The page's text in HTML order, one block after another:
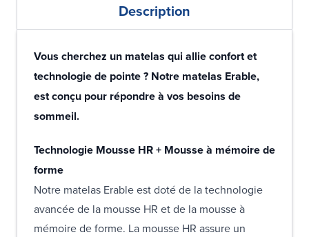
Description
Vous cherchez un matelas qui allie confort et
technologie de pointe ? Notre matelas Erable,
est conçu pour répondre à vos besoins de
sommeil.
Technologie Mousse HR + Mousse à mémoire de
forme
Notre matelas Erable est doté de la technologie
avancée de la mousse HR et de la mousse à
mémoire de forme. La mousse HR assure un